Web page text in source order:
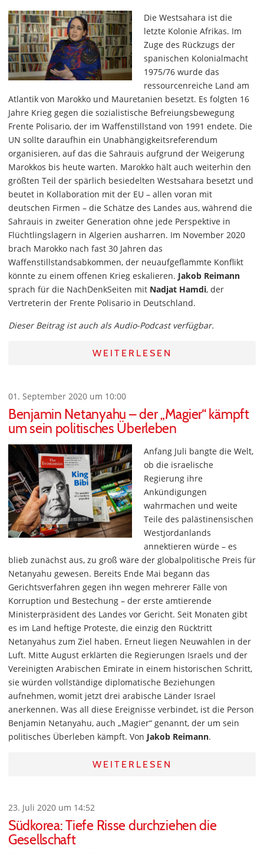
Die Westsahara ist die
letzte Kolonie Afrikas. Im
Zuge des Rückzugs der
spanischen Kolonialmacht
1975/76 wurde das
ressourcenreiche Land am
Atlantik von Marokko und Mauretanien besetzt. Es folgten 16
Jahre Krieg gegen die sozialistische Befreiungsbewegung
Frente Polisario, der im Waffenstillstand von 1991 endete. Die
UN sollte daraufhin ein Unabhängigkeitsreferendum
organisieren, auf das die Sahrauis aufgrund der Weigerung
Marokkos bis heute warten. Marokko hält auch weiterhin den
größten Teil der spärlich besiedelten Westsahara besetzt und
beutet in Kollaboration mit der EU – allen voran mit
deutschen Firmen – die Schätze des Landes aus, während die
Sahrauis in zweiter Generation ohne jede Perspektive in
Flüchtlingslagern in Algerien ausharren. Im November 2020
brach Marokko nach fast 30 Jahren das
Waffenstillstandsabkommen, der neuaufgeflammte Konflikt
könnte zu einem offenen Krieg eskalieren. Jakob Reimann
sprach für die NachDenkSeiten mit Nadjat Hamdi, der
Vertreterin der Frente Polisario in Deutschland.
Dieser Beitrag ist auch als Audio-Podcast verfügbar.
WEITERLESEN
01. September 2020 um 10:00
Benjamin Netanyahu – der „Magier“ kämpft
um sein politisches Überleben
Anfang Juli bangte die Welt,
ob die israelische
Regierung ihre
Ankündigungen
wahrmachen und weite
Teile des palästinensischen
Westjordanlands
annektieren würde – es
blieb zunächst aus, zu groß wäre der globalpolitische Preis für
Netanyahu gewesen. Bereits Ende Mai begann das
Gerichtsverfahren gegen ihn wegen mehrerer Fälle von
Korruption und Bestechung – der erste amtierende
Ministerpräsident des Landes vor Gericht. Seit Monaten gibt
es im Land heftige Proteste, die einzig den Rücktritt
Netanyahus zum Ziel haben. Erneut liegen Neuwahlen in der
Luft. Mitte August erklärten die Regierungen Israels und der
Vereinigten Arabischen Emirate in einem historischen Schritt,
sie würden vollständige diplomatische Beziehungen
aufnehmen, womit jetzt drei arabische Länder Israel
anerkennen. Was all diese Ereignisse verbindet, ist die Person
Benjamin Netanyahu, auch „Magier“ genannt, der um sein
politisches Überleben kämpft. Von Jakob Reimann.
WEITERLESEN
23. Juli 2020 um 14:52
Südkorea: Tiefe Risse durchziehen die
Gesellschaft